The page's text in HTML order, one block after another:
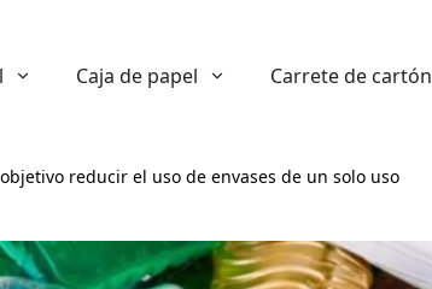
Caja de papel Carrete de cartón
reducir el uso de envases de un solo uso